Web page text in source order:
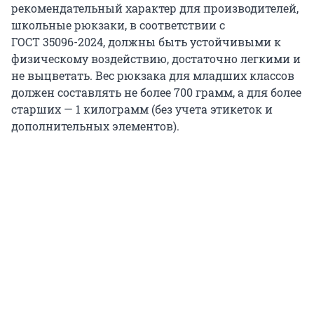
рекомендательный характер для производителей,
школьные рюкзаки, в соответствии с
ГОСТ 35096-2024, должны быть устойчивыми к
физическому воздействию, достаточно легкими и
не выцветать. Вес рюкзака для младших классов
должен составлять не более 700 грамм, а для более
старших — 1 килограмм (без учета этикеток и
дополнительных элементов).